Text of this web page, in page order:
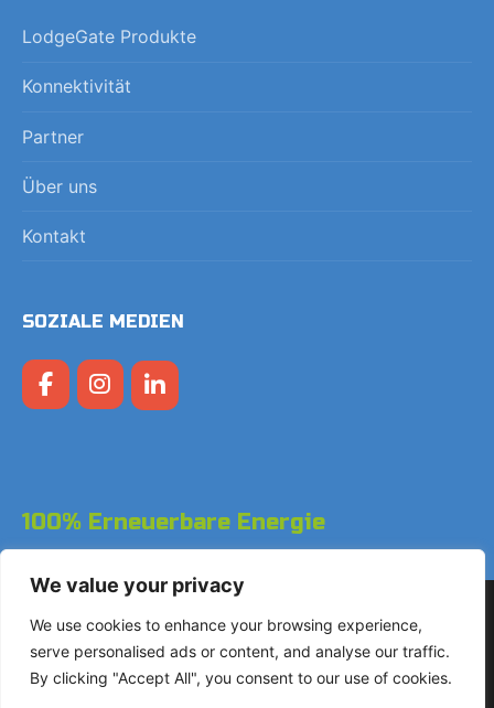
We value your privacy
We use cookies to enhance your browsing experience,
serve personalised ads or content, and analyse our traffic.
By clicking "Accept All", you consent to our use of cookies.
LodgeGate Produkte
Konnektivität
Partner
Über uns
Kontakt
SOZIALE MEDIEN
100% Erneuerbare Energie
Copyright © 2026 LodgeGate PMS - Powered by Hotels
Online BV